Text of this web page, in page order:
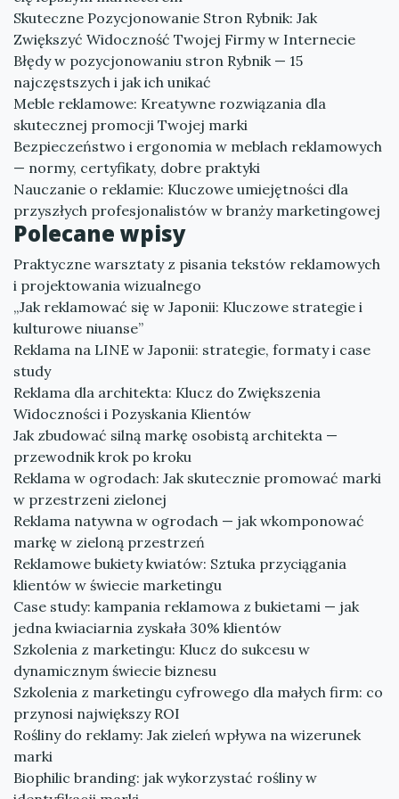
Skuteczne Pozycjonowanie Stron Rybnik: Jak
Zwiększyć Widoczność Twojej Firmy w Internecie
Błędy w pozycjonowaniu stron Rybnik — 15
najczęstszych i jak ich unikać
Meble reklamowe: Kreatywne rozwiązania dla
skutecznej promocji Twojej marki
Bezpieczeństwo i ergonomia w meblach reklamowych
— normy, certyfikaty, dobre praktyki
Nauczanie o reklamie: Kluczowe umiejętności dla
przyszłych profesjonalistów w branży marketingowej
Polecane wpisy
Praktyczne warsztaty z pisania tekstów reklamowych
i projektowania wizualnego
„Jak reklamować się w Japonii: Kluczowe strategie i
kulturowe niuanse”
Reklama na LINE w Japonii: strategie, formaty i case
study
Reklama dla architekta: Klucz do Zwiększenia
Widoczności i Pozyskania Klientów
Jak zbudować silną markę osobistą architekta —
przewodnik krok po kroku
Reklama w ogrodach: Jak skutecznie promować marki
w przestrzeni zielonej
Reklama natywna w ogrodach — jak wkomponować
markę w zieloną przestrzeń
Reklamowe bukiety kwiatów: Sztuka przyciągania
klientów w świecie marketingu
Case study: kampania reklamowa z bukietami — jak
jedna kwiaciarnia zyskała 30% klientów
Szkolenia z marketingu: Klucz do sukcesu w
dynamicznym świecie biznesu
Szkolenia z marketingu cyfrowego dla małych firm: co
przynosi największy ROI
Rośliny do reklamy: Jak zieleń wpływa na wizerunek
marki
Biophilic branding: jak wykorzystać rośliny w